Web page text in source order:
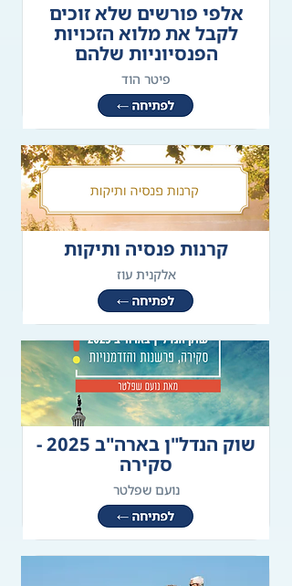
אלפי פורשים שלא זוכים
לקבל את מלוא הזכויות
הפנסיוניות שלהם
פיטר הוד
קרנות פנסיה ותיקות
אלקנית עוז
שוק הנדל"ן בארה"ב 2025 -
סקירה
נועם שפלטר